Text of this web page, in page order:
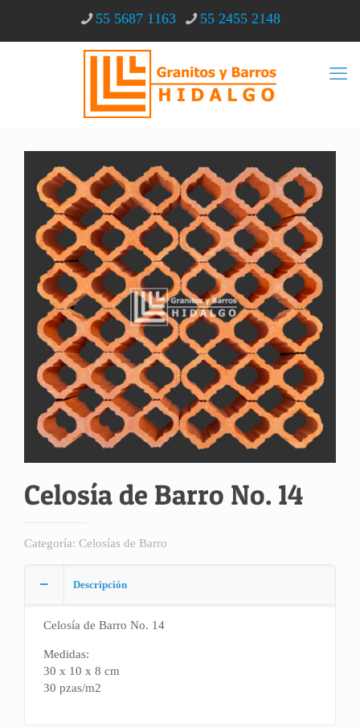
55 5687 1163 55 2455 2148
Celosía de Barro No. 14
Categoría: Celosías de Barro
Descripción
Celosía de Barro No. 14
Medidas:
30 x 10 x 8 cm
30 pzas/m2